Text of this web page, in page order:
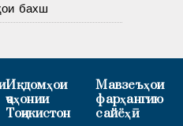
бахш
Иқдомҳои
ҷаҳонии
Тоҷикистон
Мавзеъҳои
фарҳангию
сайёҳӣ